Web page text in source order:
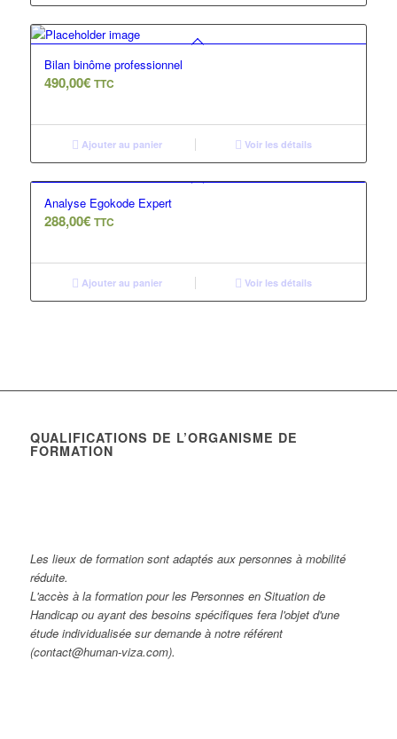
Bilan binôme professionnel
490,00€ TTC
Ajouter au panier Voir les détails
Analyse Egokode Expert
288,00€ TTC
Ajouter au panier Voir les détails
QUALIFICATIONS DE L’ORGANISME DE
FORMATION
Les lieux de formation sont adaptés aux personnes à mobilité
réduite.
L'accès à la formation pour les Personnes en Situation de
Handicap ou ayant des besoins spécifiques fera l'objet d'une
étude individualisée sur demande à notre référent
(contact@human-viza.com).